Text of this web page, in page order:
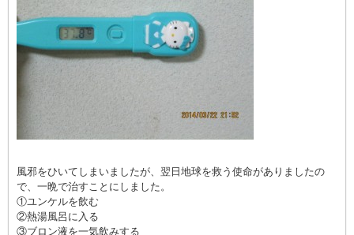
風邪をひいてしまいましたが、翌日地球を救う使命がありましたの
で、一晩で治すことにしました。
①ユンケルを飲む
②熱湯風呂に入る
③ブロン液を一気飲みする